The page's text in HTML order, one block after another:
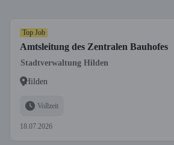
Top Job
Amtsleitung des Zentralen Bauhofes
Stadtverwaltung Hilden
Hilden
Vollzeit
18.07.2026